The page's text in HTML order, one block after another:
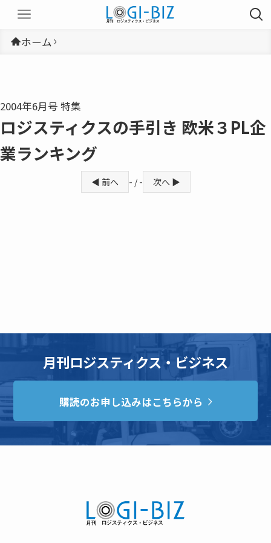
ホーム
2004年6月号 特集
ロジスティクスの手引き 欧米３PL企
業ランキング
◀ 前へ - / - 次へ ▶
月刊ロジスティクス・ビジネス
購読のお申し込みはこちらから